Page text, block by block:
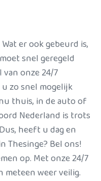
er ook gebeurd is,
snel geregeld
onze 24/7
zo snel mogelijk
thuis, in de auto of
Nederland is trots
heeft u dag en
Thesinge? Bel ons!
op. Met onze 24/7
meteen weer veilig.